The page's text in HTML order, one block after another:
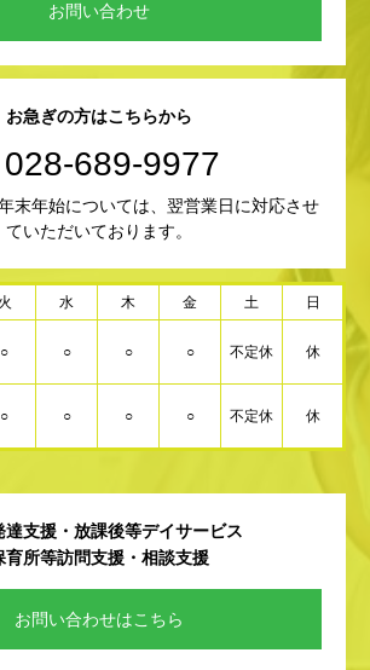
お問い合わせ
お急ぎの方はこちらから
028-689-9977
末年始については、翌営業日に対応させ
ていただいております。
火 水 木 金 土 日
○ ○ ○ ○ 不定休 休
○ ○ ○ ○ 不定休 休
達支援・放課後等デイサービス
育所等訪問支援・相談支援
お問い合わせはこちら